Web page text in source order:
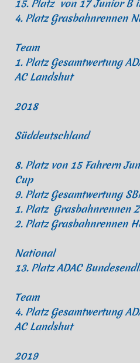
15. Platz von 17 Junior B
4. Platz Grasbahnrennen
Team
1. Platz Gesamtwertung
AC Landshut
2018
Süddeutschland
8. Platz von 15 Fahrern
Cup
9. Platz Gesamtwertung
1. Platz Grasbahnrennen
2. Platz Grasbahnrennen
National
13. Platz ADAC
Team
4. Platz Gesamtwertung
AC Landshut
2019